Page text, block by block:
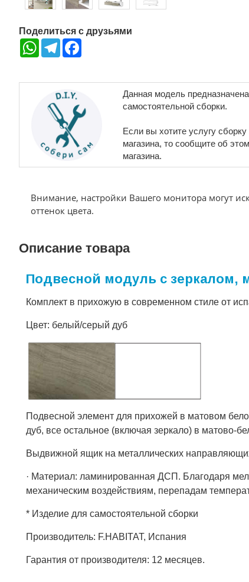
Поделиться с друзьями
WhatsAppTelegram
Данная модель
самостоятельной сборки.
Если вы хотите услугу
магазина, то сообщите об
магазина.
Внимание, настройки Вашего монитора могут
оттенок цвета.
Описание товара
Подвесной модуль с зеркалом,
Комплект в прихожую в современном стиле от
Цвет: белый/серый дуб
Подвесной элемент для прихожей в матовом
дуб, все остальное (включая зеркало) в матово-
Выдвижной ящик на металлических
· Материал: ламинированная ДСП. Благодаря
механическим воздействиям, перепадам
* Изделие для самостоятельной сборки
Производитель: F.HABITAT, Испания
Гарантия от производителя: 12 месяцев.